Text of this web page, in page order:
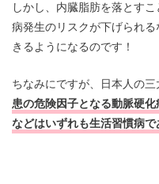
しかし、内臓脂肪を落とす
病発生のリスクが下げられ
きるようになるのです！
ちなみにですが、日本人の
患の危険因子となる動脈硬
などはいずれも生活習慣病で